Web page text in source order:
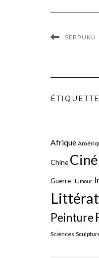
SEPPUKU
Afrique
Chine
Guerre Humour
Peinture
Sciences